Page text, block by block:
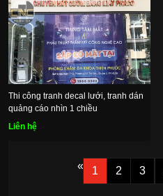
Thi công tranh decal lưới, tranh dán
quảng cáo nhìn 1 chiều
Liên hệ
« 1 2 3